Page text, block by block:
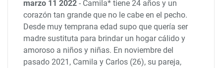
marzo 11 2022- Camila* tiene 24 años y un
corazón tan grande que no le cabe en el pecho.
Desde muy temprana edad supo que quería ser
madre sustituta para brindar un hogar cálido y
amoroso a niños y niñas. En noviembre del
pasado 2021, Camila y Carlos (26), su pareja,